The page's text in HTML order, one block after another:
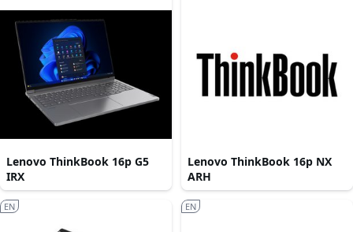
Lenovo ThinkBook 16p G5
IRX
Lenovo ThinkBook 16p NX
ARH
EN EN